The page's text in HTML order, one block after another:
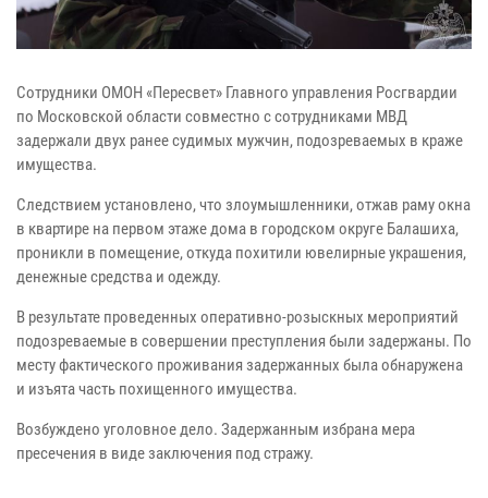
Сотрудники ОМОН «Пересвет» Главного управления Росгвардии
по Московской области совместно с сотрудниками МВД
задержали двух ранее судимых мужчин, подозреваемых в краже
имущества.
Следствием установлено, что злоумышленники, отжав раму окна
в квартире на первом этаже дома в городском округе Балашиха,
проникли в помещение, откуда похитили ювелирные украшения,
денежные средства и одежду.
В результате проведенных оперативно-розыскных мероприятий
подозреваемые в совершении преступления были задержаны. По
месту фактического проживания задержанных была обнаружена
и изъята часть похищенного имущества.
Возбуждено уголовное дело. Задержанным избрана мера
пресечения в виде заключения под стражу.